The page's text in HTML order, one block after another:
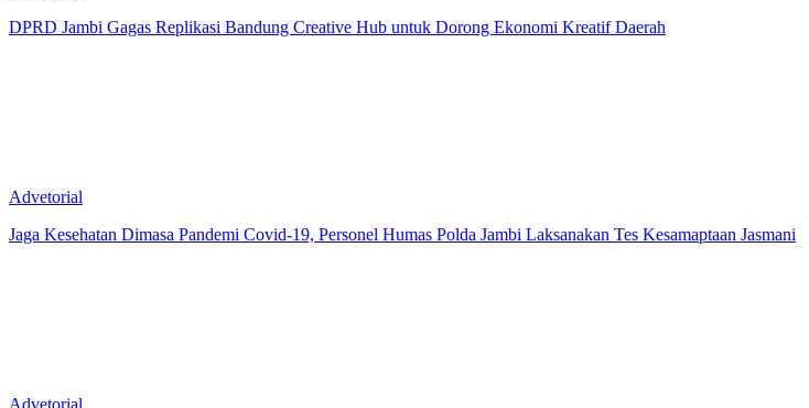
DPRD Jambi Gagas Replikasi Bandung Creative Hub untuk Dorong Ekonomi Kreatif Daerah
Advetorial
Jaga Kesehatan Dimasa Pandemi Covid-19, Personel Humas Polda Jambi Laksanakan Tes Kesamaptaan Jasmani
Advetorial